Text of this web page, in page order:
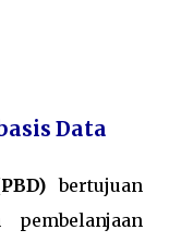
Data
bertujuan